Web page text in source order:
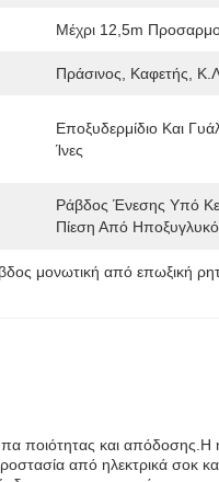
Μέχρι 12,5m
Πράσινος, Καφετής,
Εποξυδερμίδιο Και
Ίνες
Ράβδος Ένεσης Υπό
Πίεση Από Ηποξυγλυκό
μονωτική από επωξική
ποιότητας και απόδοσης.Η
από ηλεκτρικά σοκ και